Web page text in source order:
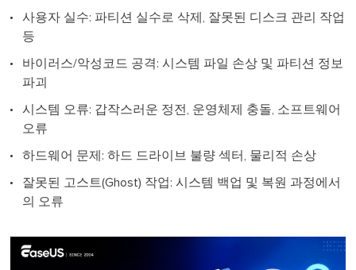
사용자 실수: 파티션 실수로 삭제, 잘못된 디스크 관리 작업
등
바이러스/악성코드 공격: 시스템 파일 손상 및 파티션 정보
파괴
시스템 오류: 갑작스러운 정전, 운영체제 충돌, 소프트웨어
오류
하드웨어 문제: 하드 드라이브 불량 섹터, 물리적 손상
잘못된 고스트(Ghost) 작업: 시스템 백업 및 복원 과정에서
의 오류